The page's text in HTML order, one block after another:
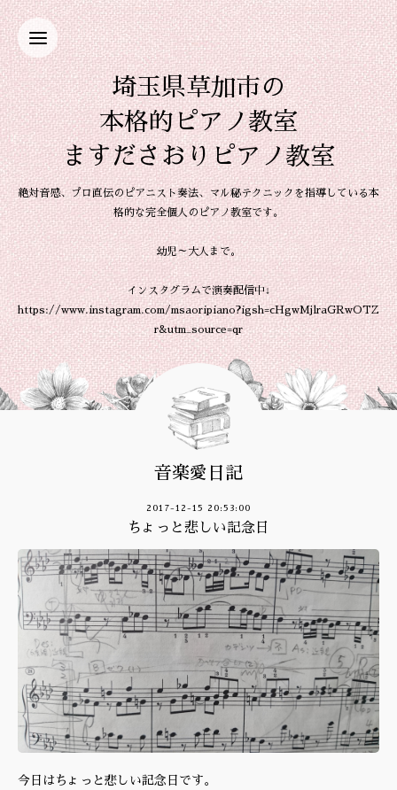
埼玉県草加市の
本格的ピアノ教室
ますださおりピアノ教室
絶対音感、プロ直伝のピアニスト奏法、マル秘テクニックを指導している本
格的な完全個人のピアノ教室です。
幼児～大人まで。
インスタグラムで演奏配信中↓
https://www.instagram.com/msaoripiano?igsh=cHgwMjlraGRwOTZ
r&utm_source=qr
音楽愛日記
2017-12-15 20:53:00
ちょっと悲しい記念日
今日はちょっと悲しい記念日です。